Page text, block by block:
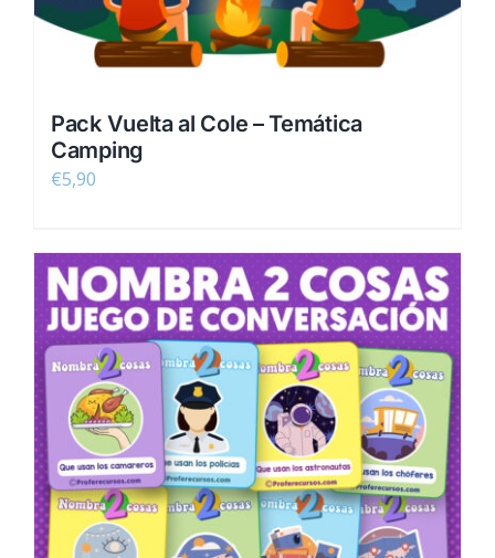
Pack Vuelta al Cole – Temática
Camping
€5,90